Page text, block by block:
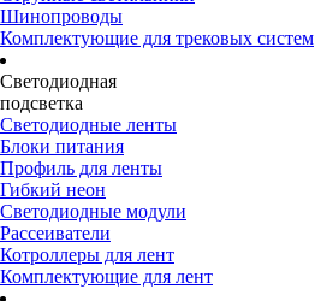
Шинопроводы
Комплектующие для трековых систем
Светодиодная
подсветка
Светодиодные ленты
Блоки питания
Профиль для ленты
Гибкий неон
Светодиодные модули
Рассеиватели
Котроллеры для лент
Комплектующие для лент